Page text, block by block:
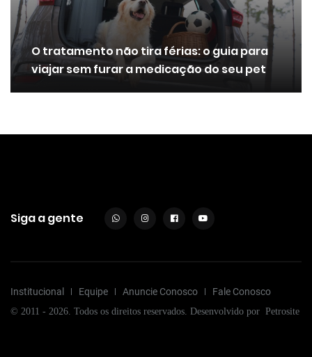
O tratamento não tira férias: o guia para
viajar sem furar a medicação do seu pet
Siga a gente
Institucional Equipe Anuncie Conosco Fale Conosco
© 2011 - 2026. Todos os direitos reservados. Desenvolvido por Petrosite